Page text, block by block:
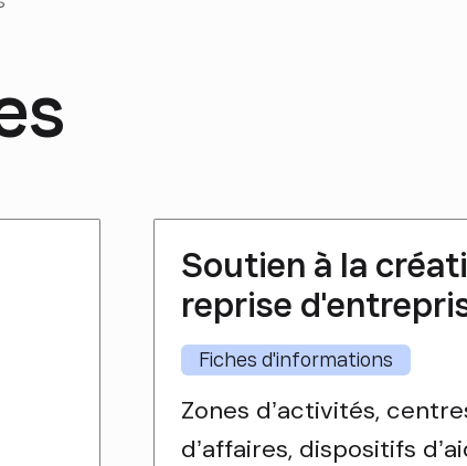
Soutien à la
reprise
Fiches d'informations
Zones d’activités,
d’affaires, dispositifs